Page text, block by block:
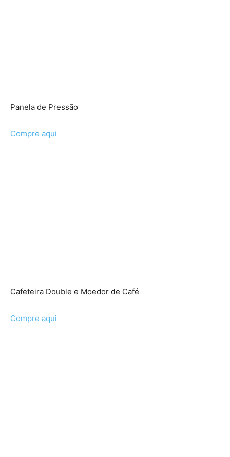
Panela de Pressão
Compre aqui
Cafeteira Double e Moedor de Café
Compre aqui